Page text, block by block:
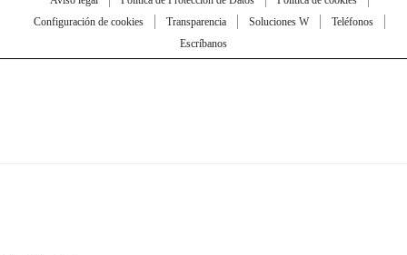
Configuración de cookies
Transparencia Soluciones W
Teléfonos
Escríbanos